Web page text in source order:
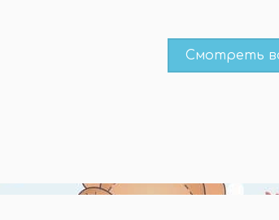
Смотреть